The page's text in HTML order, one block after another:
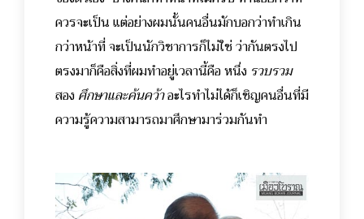
ควรจะเป็น แต่อย่างผมนั้นคนอื่นมักบอกว่าทำเกิน
กว่าหน้าที่ จะเป็นนักวิชาการก็ไม่ใช่ ว่ากันตรงไป
ตรงมาก็คือสิ่งที่ผมทำอยู่เวลานี้คือ หนึ่ง รวบรวม
สองศึกษาและค้นคว้าอะไรทำไม่ได้ก็เชิญคนอื่นที่มี
ความรู้ความสามารถมาศึกษามาร่วมกันทำ